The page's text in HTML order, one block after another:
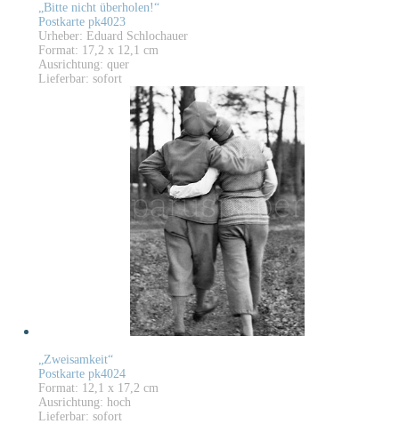
„Bitte nicht überholen!“
Postkarte pk4023
Urheber: Eduard Schlochauer
Format: 17,2 x 12,1 cm
Ausrichtung: quer
Lieferbar: sofort
„Zweisamkeit“
Postkarte pk4024
Format: 12,1 x 17,2 cm
Ausrichtung: hoch
Lieferbar: sofort